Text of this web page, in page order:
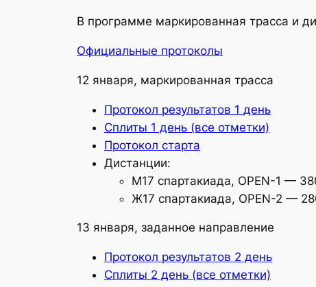
В программе маркированная трасса и
Официальные протоколы
12 января, маркированная трасса
Протокол результатов 1 день
Сплиты 1 день (все отметки)
Протокол старта
Дистанции:
М17 спартакиада, OPEN-1 —
Ж17 спартакиада, OPEN-2 —
13 января, заданное направление
Протокол результатов 2 день
Сплиты 2 день (все отметки)